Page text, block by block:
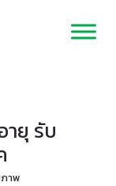
ายุ รับ
าพ